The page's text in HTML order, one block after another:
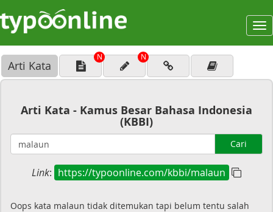
Arti Kata
N N
Arti Kata - Kamus Besar Bahasa Indonesia
(KBBI)
Cari
Link: https://typoonline.com/kbbi/malaun
Oops kata malaun tidak ditemukan tapi belum tentu salah